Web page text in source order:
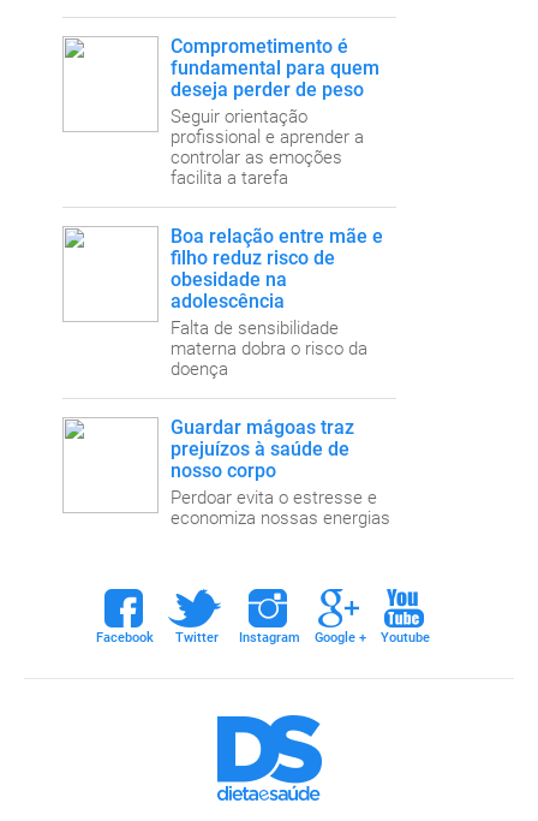
Comprometimento é
fundamental para quem
deseja perder de peso
Seguir orientação
profissional e aprender a
controlar as emoções
facilita a tarefa
Boa relação entre mãe e
filho reduz risco de
obesidade na
adolescência
Falta de sensibilidade
materna dobra o risco da
doença
Guardar mágoas traz
prejuízos à saúde de
nosso corpo
Perdoar evita o estresse e
economiza nossas energias
Facebook Twitter
instagram
Instagram
google+
Google +
youtube
Youtube